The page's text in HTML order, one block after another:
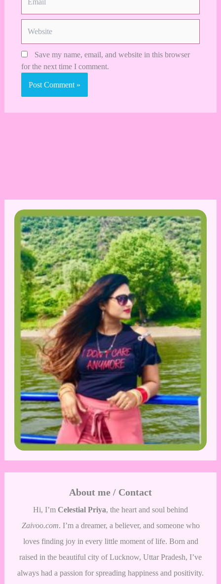
Save my name, email, and website in this browser
for the next time I comment.
About me / Contact
Hi, I’m Celestial Priya, the heart and soul behind
Zaivoo.com. I’m a dreamer, a believer, and someone who
loves finding joy in every little moment of life. Born and
raised in the beautiful city of Lucknow, Uttar Pradesh, I’ve
always had a passion for spreading happiness and positivity.